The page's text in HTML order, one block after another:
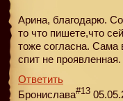
Арина, благодарю.
то что пишете,что
тоже согласна. Сама
спит не
Ответить
Бронислава#13